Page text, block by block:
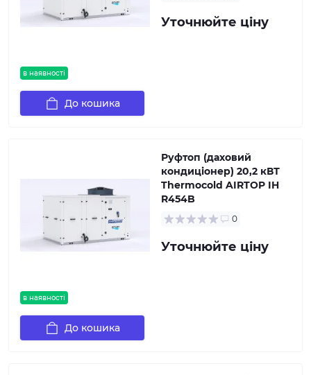
в наявності
Уточнюйте ціну
До кошика
в наявності
Руфтоп (даховий
кондиціонер) 20,2 кВТ
Thermocold AIRTOP IH
R454B
0
Уточнюйте ціну
До кошика